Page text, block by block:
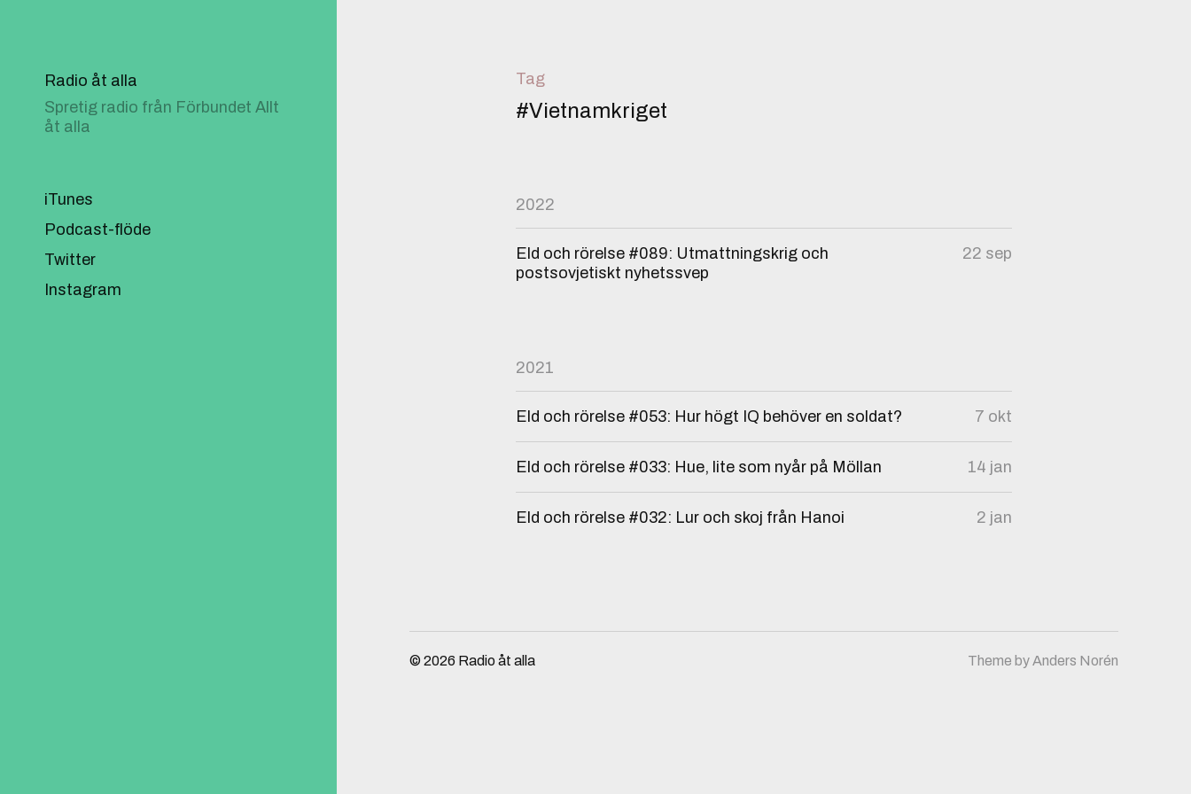
Radio åt alla
Spretig radio från Förbundet Allt
åt alla
iTunes
Podcast-flöde
Twitter
Instagram
Tag
#Vietnamkriget
2022
Eld och rörelse #089: Utmattningskrig och
postsovjetiskt nyhetssvep
22 sep
2021
Eld och rörelse #053: Hur högt IQ behöver en soldat? 7 okt
Eld och rörelse #033: Hue, lite som nyår på Möllan 14 jan
Eld och rörelse #032: Lur och skoj från Hanoi 2 jan
© 2026 Radio åt alla Theme byAnders Norén